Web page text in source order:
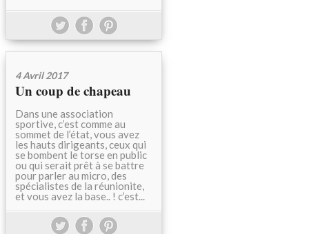
4 Avril 2017
Un coup de chapeau
Dans une association
sportive, c’est comme au
sommet de l’état, vous avez
les hauts dirigeants, ceux qui
se bombent le torse en public
ou qui serait prêt à se battre
pour parler au micro, des
spécialistes de la réunionite,
et vous avez la base.. ! c’est...